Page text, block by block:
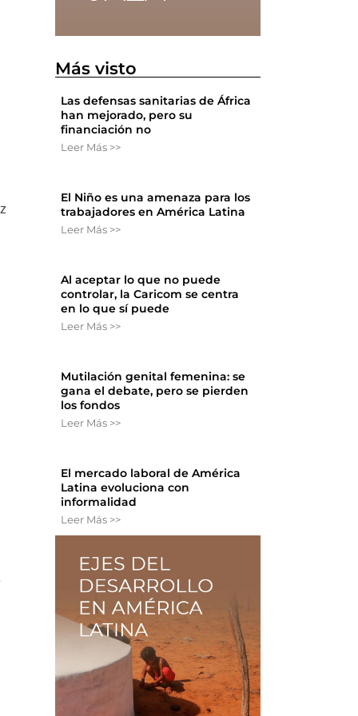
Más visto
Las defensas sanitarias de África
han mejorado, pero su
financiación no
Leer Más >>
El Niño es una amenaza para los
trabajadores en América Latina
Leer Más >>
Al aceptar lo que no puede
controlar, la Caricom se centra
en lo que sí puede
Leer Más >>
Mutilación genital femenina: se
gana el debate, pero se pierden
los fondos
Leer Más >>
El mercado laboral de América
Latina evoluciona con
informalidad
Leer Más >>